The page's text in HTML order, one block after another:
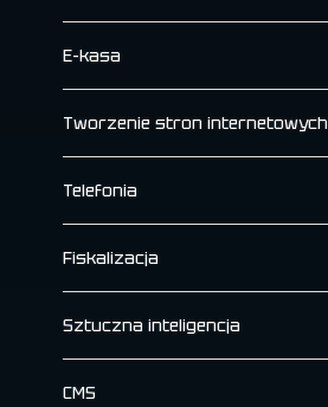
E-kasa
Tworzenie stron internetowych
Telefonia
Fiskalizacja
Sztuczna inteligencja
CMS